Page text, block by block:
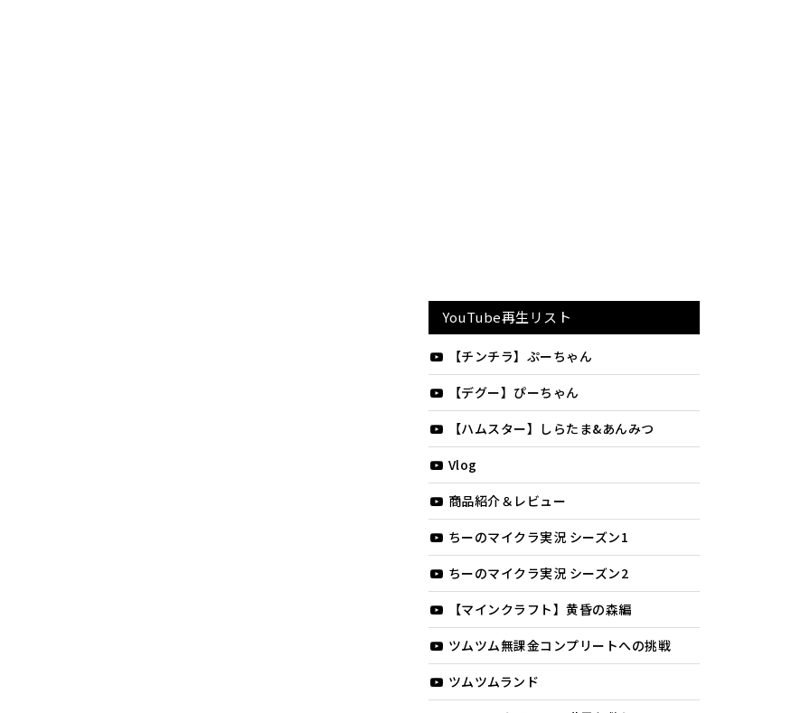
YouTube再生リスト
【チンチラ】ぷーちゃん
【デグー】ぴーちゃん
【ハムスター】しらたま&あんみつ
Vlog
商品紹介＆レビュー
ちーのマイクラ実況 シーズン1
ちーのマイクラ実況 シーズン2
【マインクラフト】黄昏の森編
ツムツム無課金コンプリートへの挑戦
ツムツムランド